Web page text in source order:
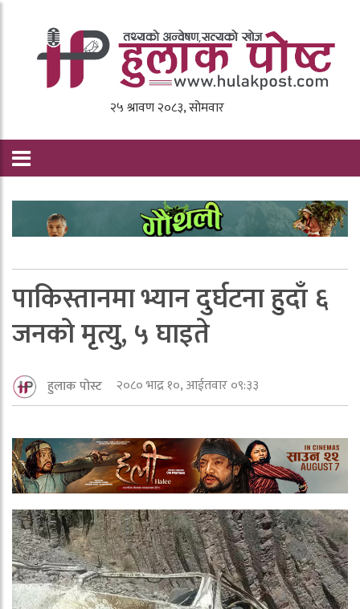
पाकिस्तानमा भ्यान दुर्घटना हुदाँ ६
जनको मृत्यु, ५ घाइते
हुलाक पोस्ट २०८० भाद्र १०, आईतवार ०९:३३